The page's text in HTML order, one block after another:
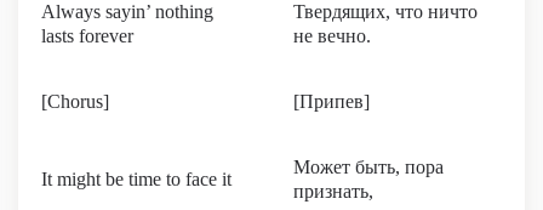
Always sayin’ nothing
lasts forever
Твердящих, что ничто
не вечно.
[Chorus] [Припев]
It might be time to face it
Может быть, пора
признать,